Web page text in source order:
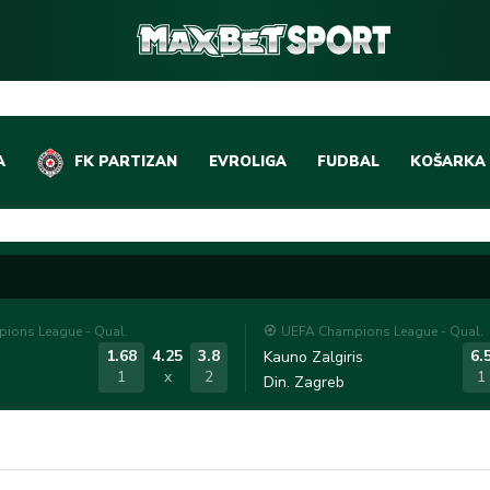
FK PARTIZAN EVROLIGA FUDBAL
DOMAĆI FUDBAL
LIGE PETICE
OSTALE LIGE
KOŠARKA
EVROLIGA
ABA LIGA
League - Qual.
1.68
1
4.25
x
3.8
2
UEFA Champions League - Qual.
Kauno Zalgiris
Din. Zagreb
1